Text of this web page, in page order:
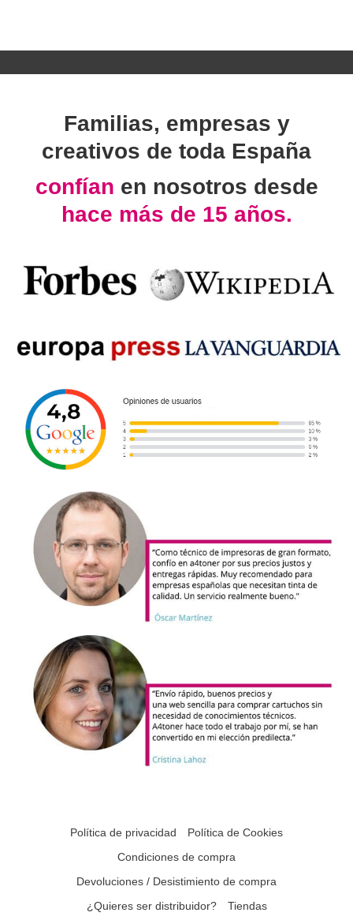
Familias, empresas y
creativos de toda España
confían en nosotros desde
hace más de 15 años.
Política de privacidad
Política de Cookies
Condiciones de compra
Devoluciones / Desistimiento de compra
¿Quieres ser distribuidor?
Tiendas